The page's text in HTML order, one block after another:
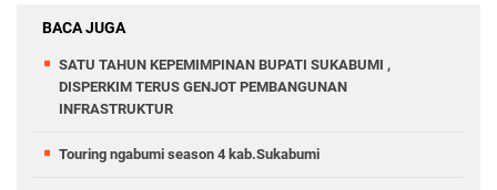
BACA JUGA
SATU TAHUN KEPEMIMPINAN BUPATI SUKABUMI ,
DISPERKIM TERUS GENJOT PEMBANGUNAN
INFRASTRUKTUR
Touring ngabumi season 4 kab.Sukabumi